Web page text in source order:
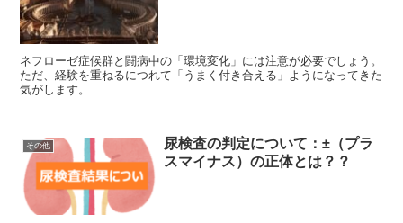
ネフローゼ症候群と闘病中の「環境変化」には注意が必要でしょう。
ただ、経験を重ねるにつれて「うまく付き合える」ようになってきた
気がします。
その他
尿検査の判定について：±（プラ
スマイナス）の正体とは？？